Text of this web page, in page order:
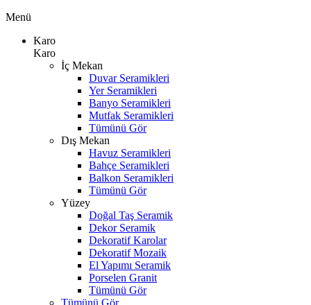
Menü
Karo
Karo
İç Mekan
Duvar Seramikleri
Yer Seramikleri
Banyo Seramikleri
Mutfak Seramikleri
Tümünü Gör
Dış Mekan
Havuz Seramikleri
Bahçe Seramikleri
Balkon Seramikleri
Tümünü Gör
Yüzey
Doğal Taş Seramik
Dekor Seramik
Dekoratif Karolar
Dekoratif Mozaik
El Yapımı Seramik
Porselen Granit
Tümünü Gör
Tümünü Gör